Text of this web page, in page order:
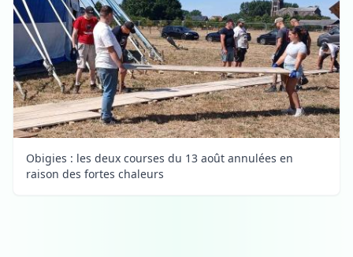
Obigies : les deux courses du 13 août annulées en
raison des fortes chaleurs